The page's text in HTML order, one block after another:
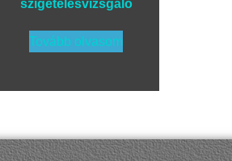
szigetelésvizsgáló
Tovább olvasom